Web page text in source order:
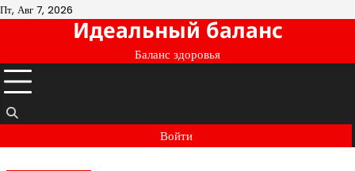
Перейти
Пт, Авг 7, 2026
Идеальный баланс
Баланс здоровья
Войти